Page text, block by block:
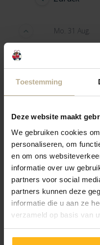
Toestemming
Deze website maakt
We gebruiken cookies
personaliseren, om
en om ons
informatie over uw
partners voor social
partners kunnen deze
informatie die u aan ze
verzameld op basis van
Mo. 31 Aug.
3 Nächte
4 Nächte
—
6 Nächte
7 Nächte —